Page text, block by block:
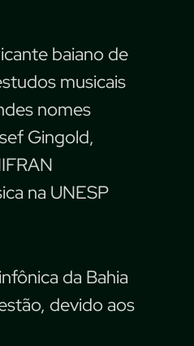
baiano de
musicais
nomes
Gingold,
na UNESP
da Bahia
devido aos